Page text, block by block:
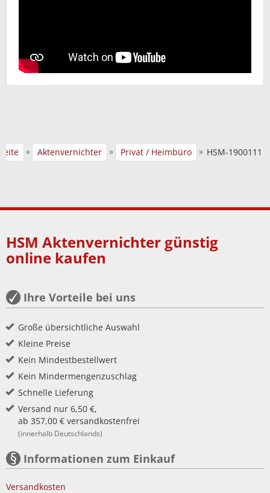
» Aktenvernichter » Privat / Heimbüro » HSM-1900111
HSM Aktenvernichter günstig
online kaufen
Ihre Vorteile bei uns
Große übersichtliche Auswahl
Kleine Preise
Kein Mindestbestellwert
Kein Mindermengenzuschlag
Schnelle Lieferung
Versand nur 6,50 €,
ab 357,00 € versandkostenfrei
(innerhalb Deutschlands)
Informationen zum Einkauf
Versandkosten